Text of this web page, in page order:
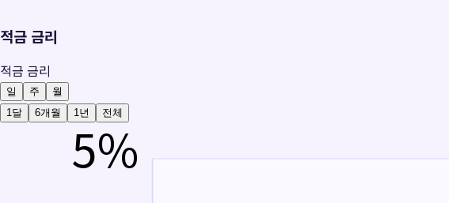
적금 금리
적금 금리
일 주
월
1달
6개월 1년 전체
5%